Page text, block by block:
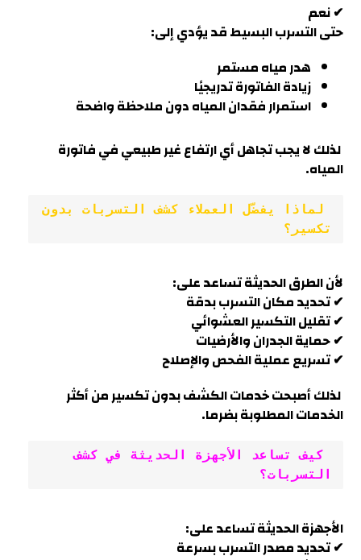
✔ نعم
حتى التسرب البسيط قد يؤدي إلى:
هدر مياه مستمر
زيادة الفاتورة تدريجيًا
استمرار فقدان المياه دون ملاحظة واضحة
لذلك لا يجب تجاهل أي ارتفاع غير طبيعي في فاتورة
المياه.
تكسير؟
لأن الطرق الحديثة تساعد على:
✔ تحديد مكان التسرب بدقة
✔ تقليل التكسير العشوائي
✔ حماية الجدران والأرضيات
✔ تسريع عملية الفحص والإصلاح
لذلك أصبحت خدمات الكشف بدون تكسير من أكثر
الخدمات المطلوبة بضرما.
كيف تساعد الأجهزة الحديثة في كشف
التسربات؟
الأجهزة الحديثة تساعد على:
✔ تحديد مصدر التسرب بسرعة